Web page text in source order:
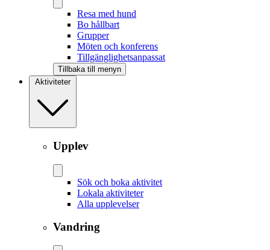
Resa med hund
Bo hållbart
Grupper
Möten och konferens
Tillgänglighetsanpassat
Tillbaka till menyn
Aktiviteter
Upplev
Sök och boka aktivitet
Lokala aktiviteter
Alla upplevelser
Vandring